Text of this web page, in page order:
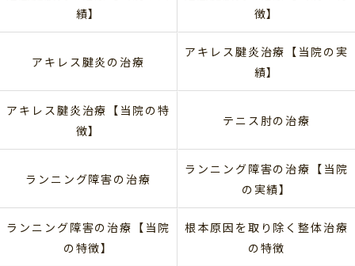
績】
徴】
アキレス腱炎の治療
アキレス腱炎治療【当院の実
績】
アキレス腱炎治療【当院の特
徴】
テニス肘の治療
ランニング障害の治療
ランニング障害の治療【当院
の実績】
ランニング障害の治療【当院
の特徴】
根本原因を取り除く整体治療
の特徴